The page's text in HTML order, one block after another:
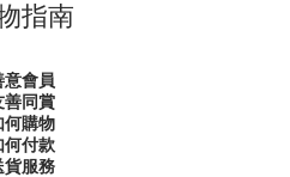
指南
意會員
善同賞
何購物
何付款
貨服務